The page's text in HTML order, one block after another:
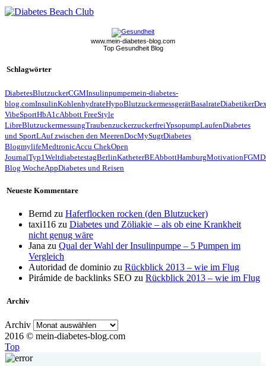
www.mein-diabetes-blog.com
Top Gesundheit Blog
Schlagwörter
DiabetesBlutzuckerCGMInsulinpumpemein-diabetes-
blog.comInsulinKohlenhydrateHypoBlutzuckermessgerätBasalrateDiabetiker
VibeSportHbA1cAbbott FreeStyle
LibreBlutzuckermessungTraubenzuckerzuckerfreiYpsopumpLaufenDiabetes
und SportLAuf zwischen den MeerenDocMySugrDiabetes
BlogmylifeMedtronicAccu ChekOpen
JournalTyp1 WeltdiabetestagBerlinKatheterBEAbbottHamburgMotivationFGM
Blog WocheAppDiabetes und Reisen
Neueste Kommentare
Bernd zu Haferflocken rocken (den Blutzucker)
taxi116 zu Diabetes und Zöliakie – als ob eine Krankheit
nicht genug wäre
Jana zu Qual der Wahl der Insulinpumpe – 5 Pumpen im
Vergleich
Autoridad de dominio zu Rückblick 2013 – wie im Flug
Pirámide de backlinks SEO zu Rückblick 2013 – wie im Flug
Archiv
Archiv
2016 © mein-diabetes-blog.com
Top